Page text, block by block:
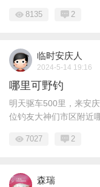
8135 2
临时安庆人
2024-5-14 19:16
哪里可野钓
明天驱车500里，来安
位钓友大神们市区附近
7027 2
森瑞